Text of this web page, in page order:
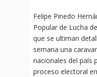
Felipe Pinedo
Popular de Lucha
que se ultiman
semana una
nacionales del país
proceso electoral